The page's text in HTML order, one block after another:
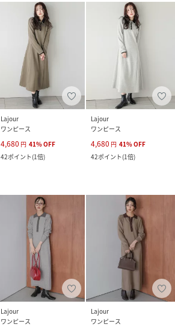
Lajour
ワンピース
4,680 円 41%OFF
42ポイント(1倍)
Lajour
ワンピース
4,680 円 41%OFF
42ポイント(1倍)
Lajour
ワンピース
Lajour
ワンピース